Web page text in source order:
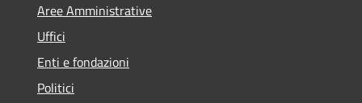
Aree Amministrative
Uffici
Enti e fondazioni
Politici